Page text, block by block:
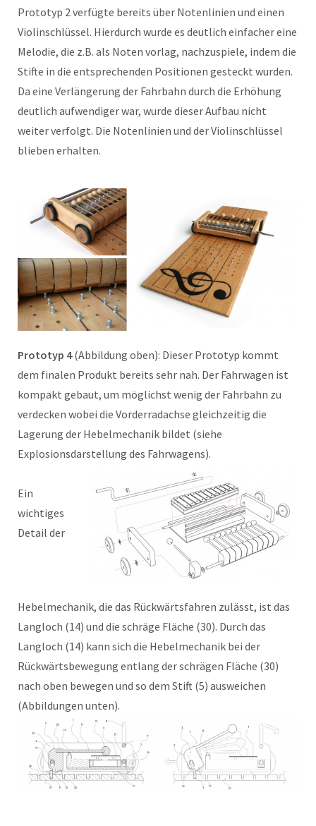
Prototyp 2 verfügte bereits über Notenlinien und einen
Violinschlüssel. Hierdurch wurde es deutlich einfacher eine
Melodie, die z.B. als Noten vorlag, nachzuspiele, indem die
Stifte in die entsprechenden Positionen gesteckt wurden.
Da eine Verlängerung der Fahrbahn durch die Erhöhung
deutlich aufwendiger war, wurde dieser Aufbau nicht
weiter verfolgt. Die Notenlinien und der Violinschlüssel
blieben erhalten.
Prototyp 4(Abbildung oben): Dieser Prototyp kommt
dem finalen Produkt bereits sehr nah. Der Fahrwagen ist
kompakt gebaut, um möglichst wenig der Fahrbahn zu
verdecken wobei die Vorderradachse gleichzeitig die
Lagerung der Hebelmechanik bildet (siehe
Explosionsdarstellung des Fahrwagens).
Ein
wichtiges
Detail der
Hebelmechanik, die das Rückwärtsfahren zulässt, ist das
Langloch (14) und die schräge Fläche (30). Durch das
Langloch (14) kann sich die Hebelmechanik bei der
Rückwärtsbewegung entlang der schrägen Fläche (30)
nach oben bewegen und so dem Stift (5) ausweichen
(Abbildungen unten).